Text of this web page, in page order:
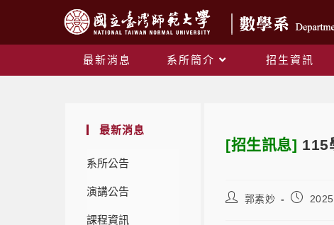
最新消息 系所簡介 招生資訊
最新消息
系所公告
演講公告
課程資訊
[招生訊息] 115
郭素妙